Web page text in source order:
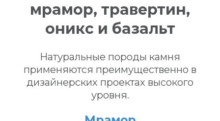
мрамор, травертин,
оникс и базальт
Натуральные породы камня
применяются преимущественно в
дизайнерских проектах высокого
уровня.